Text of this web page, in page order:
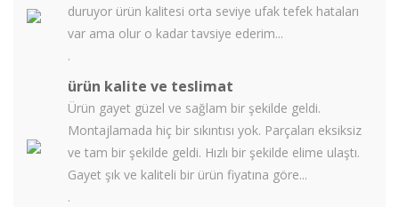
duruyor ürün kalitesi orta seviye ufak tefek hataları
var ama olur o kadar tavsiye ederim...
.
ürün kalite ve teslimat
Ürün gayet güzel ve sağlam bir şekilde geldi.
Montajlamada hiç bir sıkıntısı yok. Parçaları eksiksiz
ve tam bir şekilde geldi. Hızlı bir şekilde elime ulaştı.
Gayet şık ve kaliteli bir ürün fiyatına göre...
.